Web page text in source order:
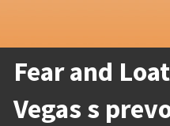
Fear and
Vegas s